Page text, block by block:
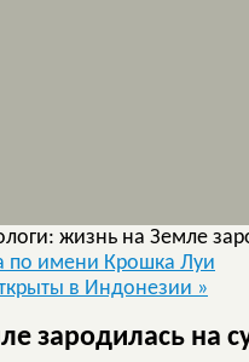
жизнь на Земле
по имени Крошка Луи
в Индонезии »
зародилась на